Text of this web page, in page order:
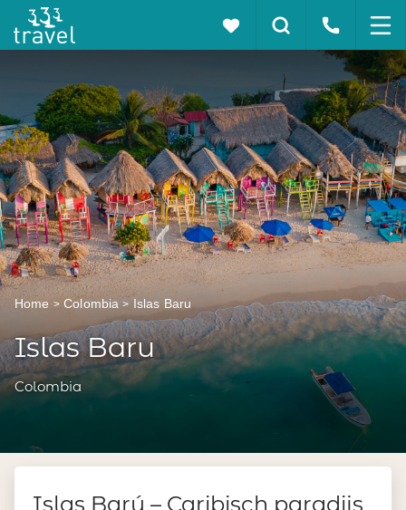
Home Colombia Islas Baru
Islas Baru
Colombia
Islas Barú – Caribisch paradijs